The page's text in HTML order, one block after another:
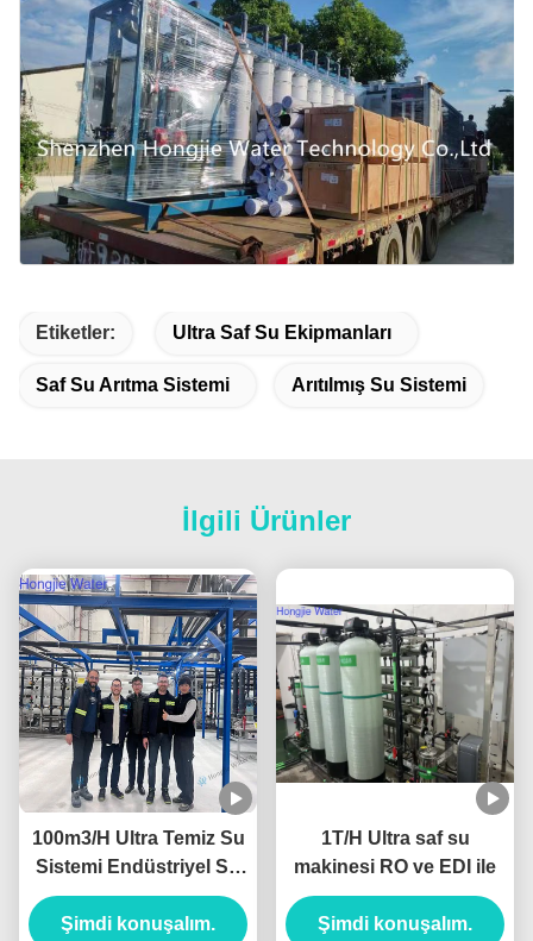
Etiketler: Ultra Saf Su Ekipmanları
Saf Su Arıtma Sistemi Arıtılmış Su Sistemi
İlgili Ürünler
100m3/H Ultra Temiz Su
Sistemi Endüstriyel Su
Temizleyicisi
UF+RO+EDI Birimleriyle
Şimdi konuşalım.
1T/H Ultra saf su
makinesi RO ve EDI ile
Şimdi konuşalım.